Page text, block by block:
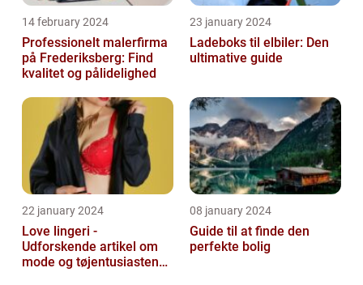
14 february 2024
Professionelt malerfirma
på Frederiksberg: Find
kvalitet og pålidelighed
23 january 2024
Ladeboks til elbiler: Den
ultimative guide
22 january 2024
Love lingeri -
Udforskende artikel om
mode og tøjentusiastens
08 january 2024
Guide til at finde den
perfekte bolig